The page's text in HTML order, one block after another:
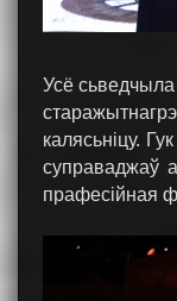
Усё
калясьніцу.
суправаджаў
прафесійная